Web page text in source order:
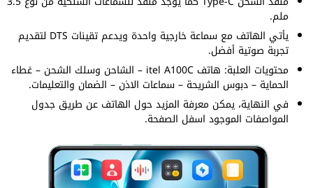
ملم.
يأتي الهاتف مع سماعة خارجية واحدة ويدعم تقينات DTS لتقديم
تجربة صوتية أفضل.
محتويات العلبة: هاتف itel A100C – الشاحن وسلك الشحن – غطاء
الحماية – دبوس الشريحة – سماعات الاذن – الضمان والتعليمات.
في النهاية، يمكن معرفة المزيد حول الهاتف عن طريق جدول
المواصفات الموجود اسفل الصفحة.